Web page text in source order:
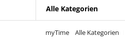
Alle Kategorien
myTime Alle Kategorien